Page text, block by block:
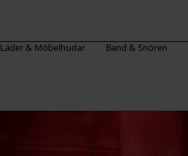
Läder & Möbelhudar Band & Snören